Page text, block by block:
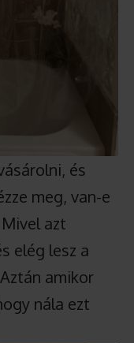
és
meg, van-e
azt
elég lesz a
amikor
nála ezt